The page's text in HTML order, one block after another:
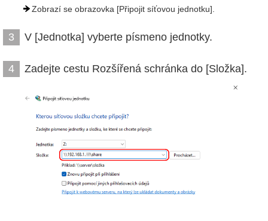
Zobrazí se obrazovka [Připojit síťovou jednotku].
3 V [Jednotka] vyberte písmeno jednotky.
4 Zadejte cestu Rozšířená schránka do [Složka].